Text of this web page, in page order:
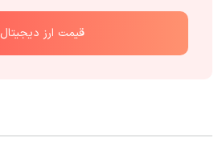
قیمت ارز دیجیتال